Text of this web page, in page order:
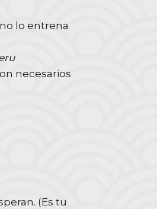
lo entrena
necesarios
(Es tu